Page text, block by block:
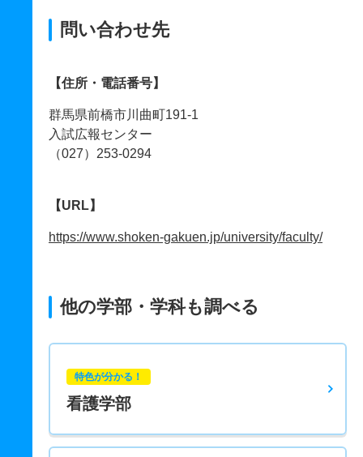
問い合わせ先
【住所・電話番号】
群馬県前橋市川曲町191-1
入試広報センター
（027）253-0294
【URL】
https://www.shoken-gakuen.jp/university/faculty/
他の学部・学科も調べる
特色が分かる！
看護学部